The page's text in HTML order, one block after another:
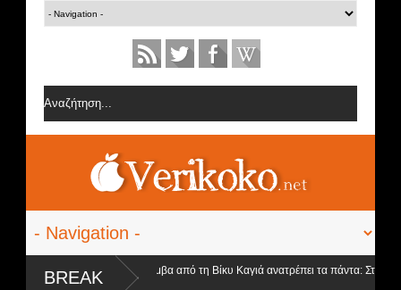
BREAK
GNTM Spoiler - Βόμβα από τη Βίκυ Καγιά ανατρέπει τα πάντα: Στον τελικό
θα είναι...